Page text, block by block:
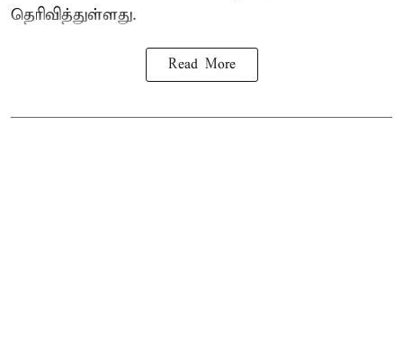
தெரிவித்துள்ளது.
Read More